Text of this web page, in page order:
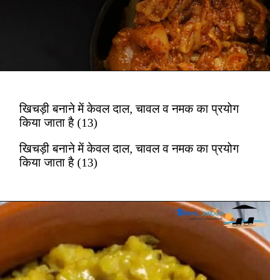
खिचड़ी बनाने में केवल दाल, चावल व नमक का प्रयोग
किया जाता है (13)
खिचड़ी बनाने में केवल दाल, चावल व नमक का प्रयोग
किया जाता है (13)